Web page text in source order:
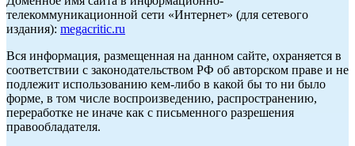
телекоммуникационной сети «Интернет» (для сетевого
издания): megacritic.ru
Вся информация, размещенная на данном сайте, охраняется в
соответствии с законодательством РФ об авторском праве и не
подлежит использованию кем-либо в какой бы то ни было
форме, в том числе воспроизведению, распространению,
переработке не иначе как с письменного разрешения
правообладателя.